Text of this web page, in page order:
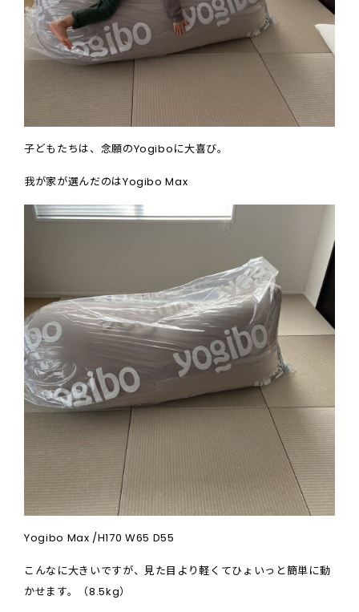
子どもたちは、念願のYogiboに大喜び。
我が家が選んだのはYogibo Max
Yogibo Max /H170 W65 D55
こんなに大きいですが、見た目より軽くてひょいっと簡単に動
かせます。（8.5kg）